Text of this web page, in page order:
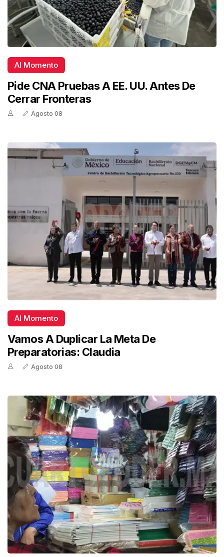
Al Momento
Pide CNA Pruebas A EE. UU. Antes De
Cerrar Fronteras
Agosto 08
Al Momento
Vamos A Duplicar La Meta De
Preparatorias: Claudia
Agosto 08